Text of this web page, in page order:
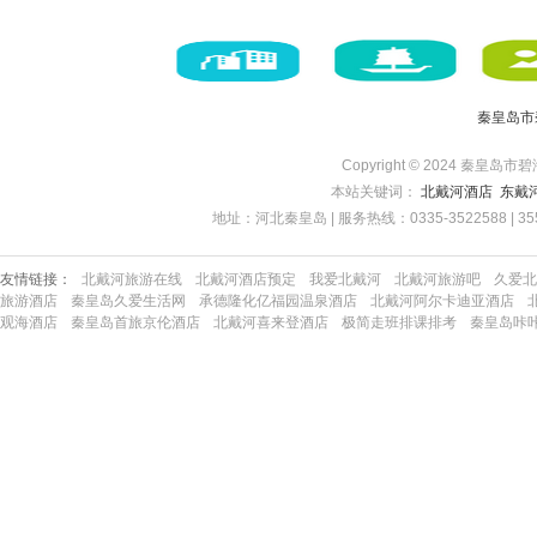
秦皇岛
Copyright © 2024 秦皇岛市
本站关键词： 北戴河酒店 东戴
地址：河北秦皇岛 | 服务热线：0335-3522588 |
友情链接： 北戴河旅游在线 北戴河酒店预定 我爱北戴河 北戴河旅游吧
久爱
旅游酒店
秦皇岛久爱生活网 承德隆化亿福园温泉酒店 北戴河阿尔卡迪亚酒店
观海酒店
秦皇岛首旅京伦酒店 北戴河喜来登酒店 极简走班排课排考 秦皇岛咔